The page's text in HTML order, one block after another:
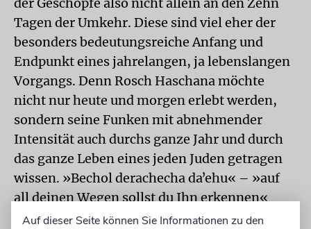
Tagen der Umkehr. Diese sind viel eher der
besonders bedeutungsreiche Anfang und
Endpunkt eines jahrelangen, ja lebenslangen
Vorgangs. Denn Rosch Haschana möchte
nicht nur heute und morgen erlebt werden,
sondern seine Funken mit abnehmender
Intensität auch durchs ganze Jahr und durch
das ganze Leben eines jeden Juden getragen
wissen. »Bechol derachecha daʼehu« – »auf
all deinen Wegen sollst du Ihn erkennen«
(Mischle 3,6).
Auf dieser Seite können Sie Informationen zu den